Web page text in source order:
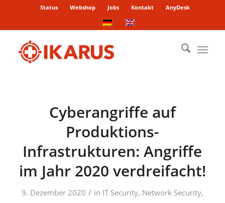
Status Webshop Jobs Kontakt AnyDesk
Cyberangriffe auf
Produktions-
Infrastrukturen: Angriffe
im Jahr 2020 verdreifacht!
9. Dezember 2020 / in IT Security, Network Security,